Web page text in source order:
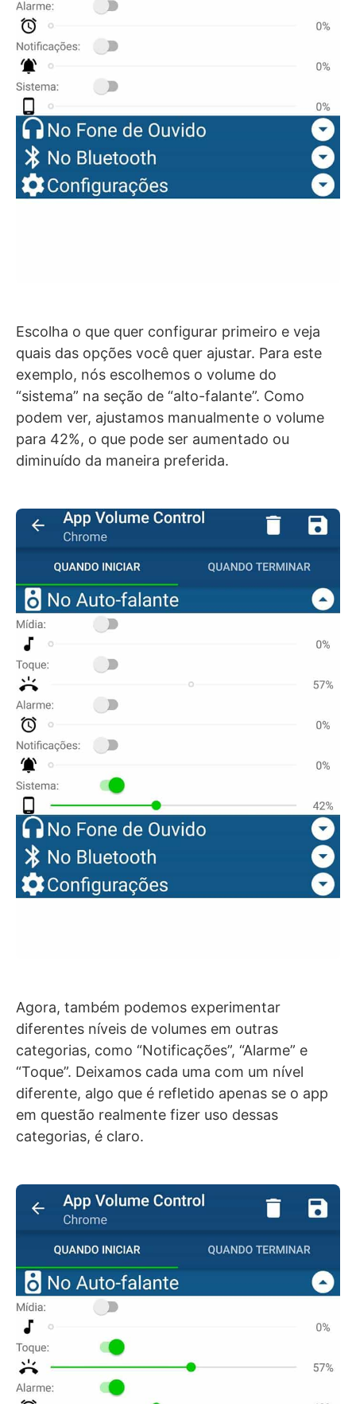
Escolha o que quer configurar primeiro e veja
quais das opções você quer ajustar. Para este
exemplo, nós escolhemos o volume do
“sistema” na seção de “alto-falante”. Como
podem ver, ajustamos manualmente o volume
para 42%, o que pode ser aumentado ou
diminuído da maneira preferida.
Agora, também podemos experimentar
diferentes níveis de volumes em outras
categorias, como “Notificações”, “Alarme” e
“Toque”. Deixamos cada uma com um nível
diferente, algo que é refletido apenas se o app
em questão realmente fizer uso dessas
categorias, é claro.